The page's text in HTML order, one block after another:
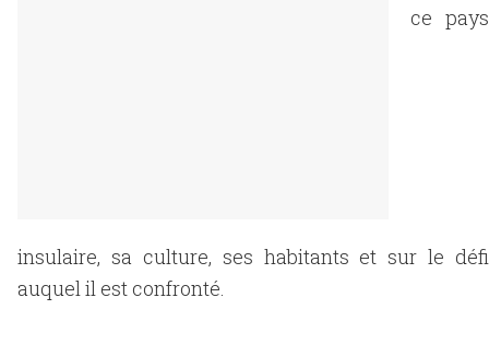
ce pays
insulaire, sa culture, ses habitants et sur le défi
auquel il est confronté.